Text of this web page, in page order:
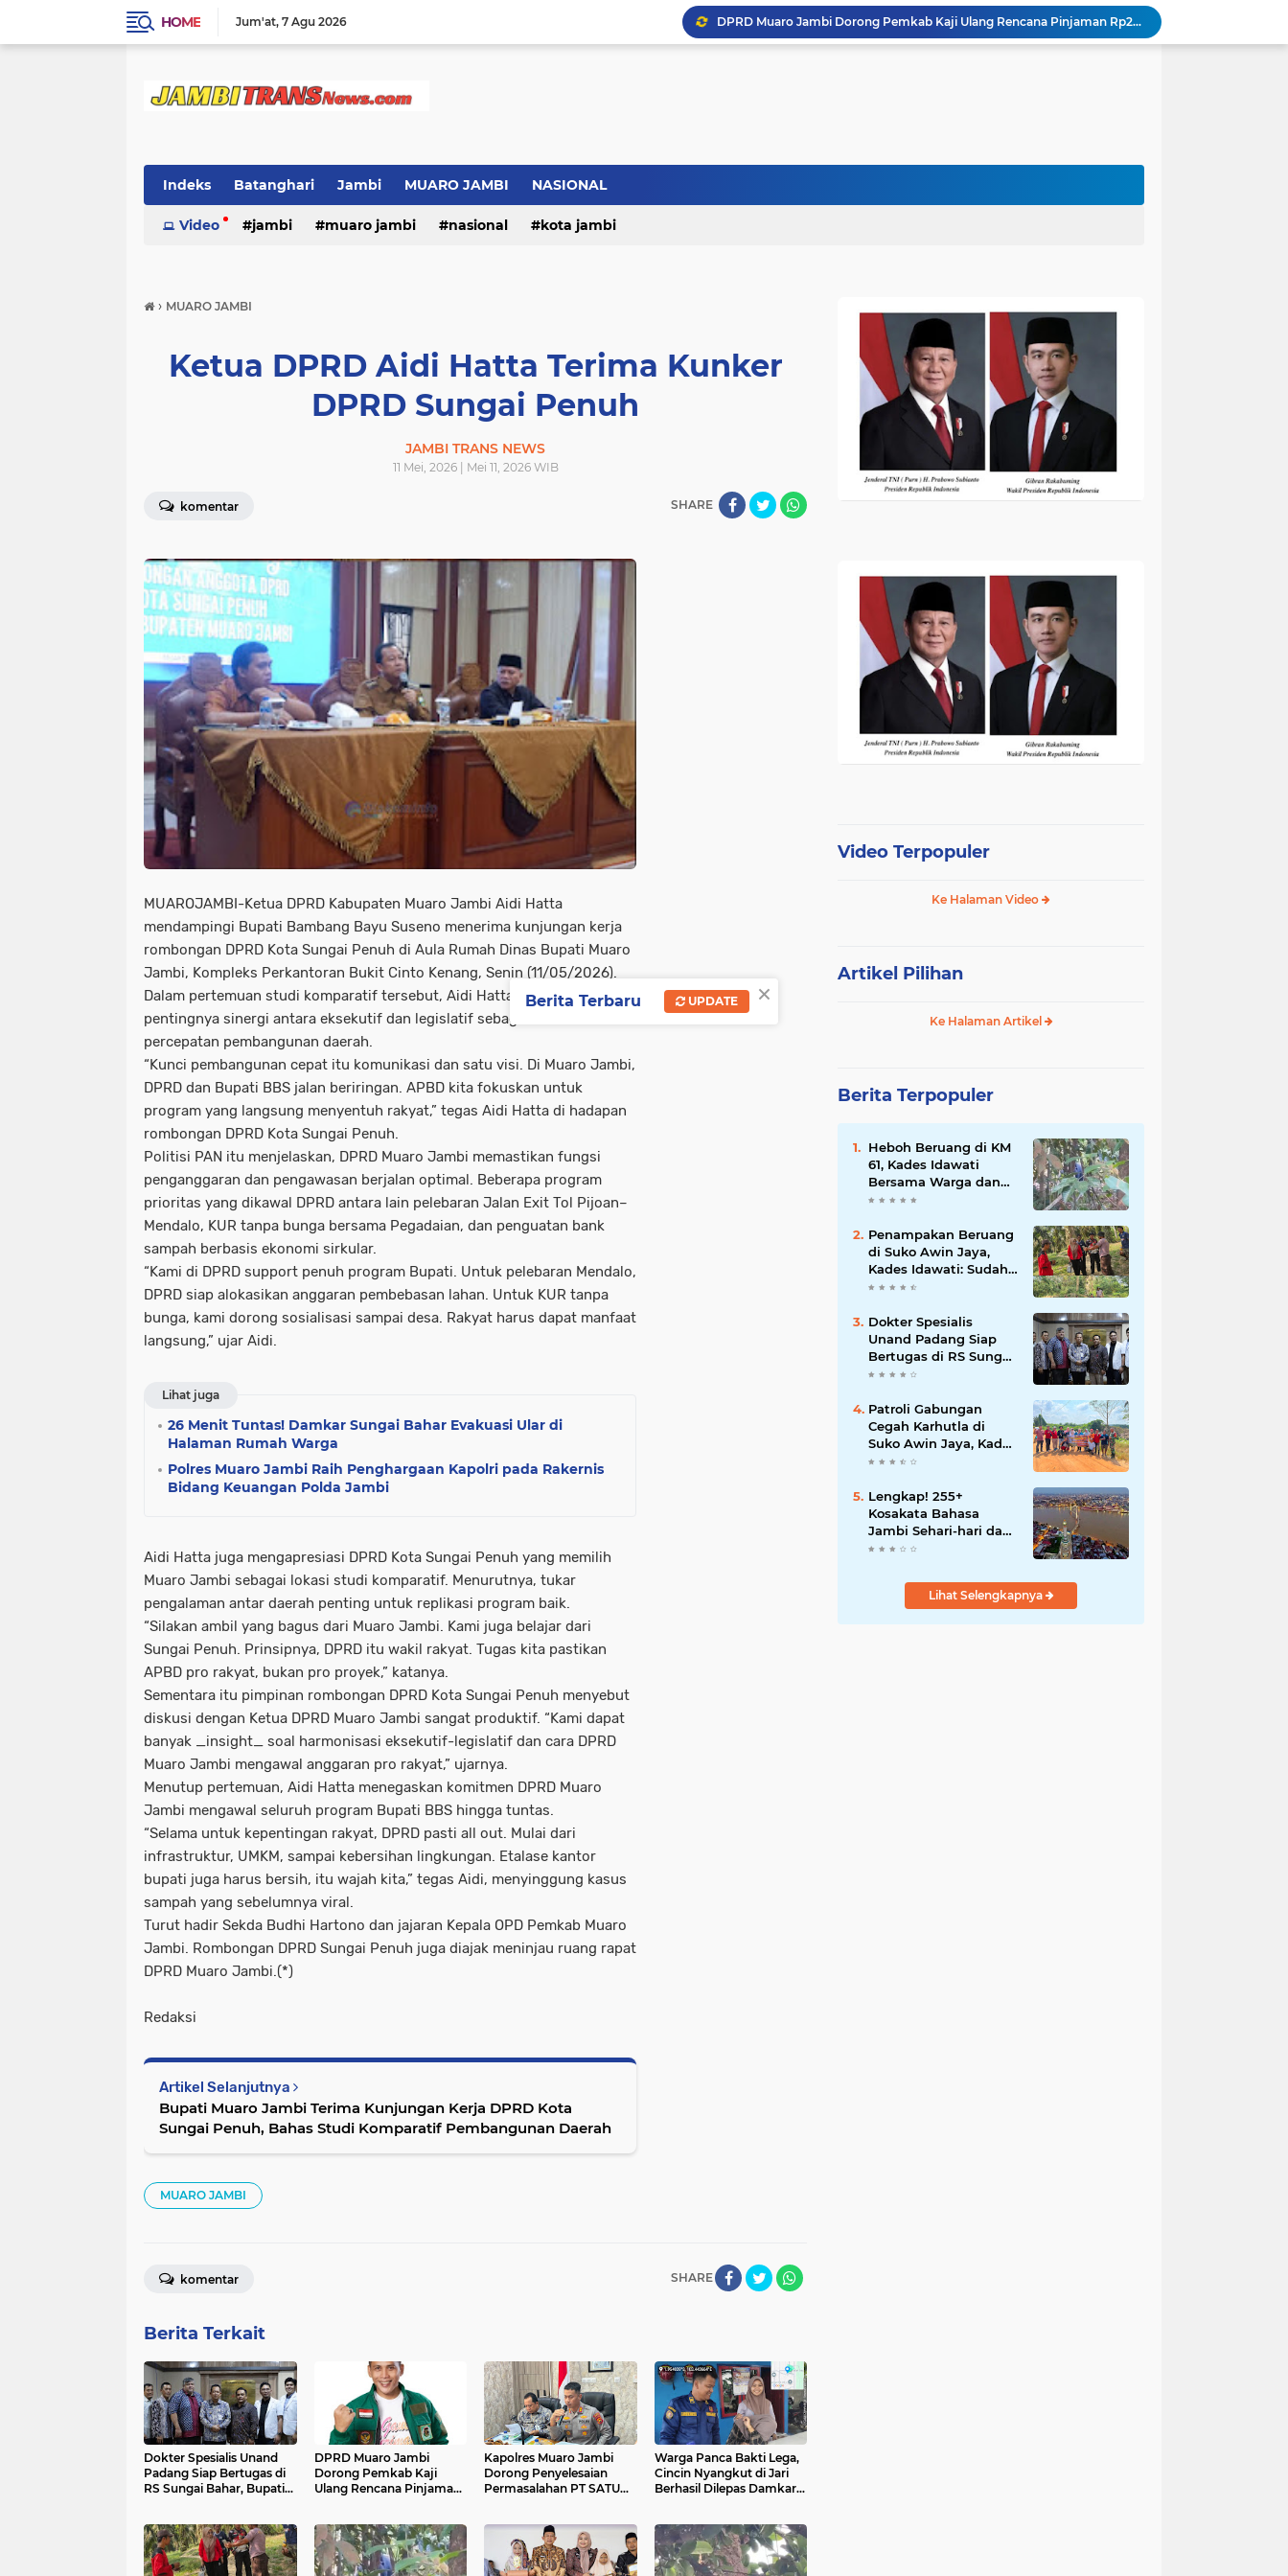
HOME Jum'at 7 Agu 2026
DPRD Muaro Jambi Dorong Pemkab Kaji Ulang Rencana Pinjaman Rp200 Miliar`
Kapolres Muaro Jambi Dorong Penyelesaian Permasalahan PT SATU Melalui Dialog dan Kepastian Hukum
Bikin Resah: Petugas Damkar Sungai Bahar Amankan Sarang Tawon di Pemukiman Warga
Indeks Batanghari Jambi MUARO JAMBI NASIONAL
Video jambi muaro jambi nasional kota jambi
› MUARO JAMBI
Ketua DPRD Aidi Hatta Terima Kunker
DPRD Sungai Penuh
JAMBI TRANS NEWS
11 Mei, 2026 | Mei 11, 2026 WIB
komentar SHARE
MUAROJAMBI-Ketua DPRD Kabupaten Muaro Jambi Aidi Hatta
mendampingi Bupati Bambang Bayu Suseno menerima kunjungan kerja
rombongan DPRD Kota Sungai Penuh di Aula Rumah Dinas Bupati Muaro
Jambi, Kompleks Perkantoran Bukit Cinto Kenang, Senin (11/05/2026).
Dalam pertemuan studi komparatif tersebut, Aidi Hatta memaparkan
pentingnya sinergi antara eksekutif dan legislatif sebagai kunci
percepatan pembangunan daerah.
“Kunci pembangunan cepat itu komunikasi dan satu visi. Di Muaro Jambi,
DPRD dan Bupati BBS jalan beriringan. APBD kita fokuskan untuk
program yang langsung menyentuh rakyat,” tegas Aidi Hatta di hadapan
rombongan DPRD Kota Sungai Penuh.
Politisi PAN itu menjelaskan, DPRD Muaro Jambi memastikan fungsi
penganggaran dan pengawasan berjalan optimal. Beberapa program
prioritas yang dikawal DPRD antara lain pelebaran Jalan Exit Tol Pijoan–
Mendalo, KUR tanpa bunga bersama Pegadaian, dan penguatan bank
sampah berbasis ekonomi sirkular.
“Kami di DPRD support penuh program Bupati. Untuk pelebaran Mendalo,
DPRD siap alokasikan anggaran pembebasan lahan. Untuk KUR tanpa
bunga, kami dorong sosialisasi sampai desa. Rakyat harus dapat manfaat
langsung,” ujar Aidi.
Lihat juga
26 Menit Tuntas! Damkar Sungai Bahar Evakuasi Ular di
Halaman Rumah Warga
Polres Muaro Jambi Raih Penghargaan Kapolri pada Rakernis
Bidang Keuangan Polda Jambi
Aidi Hatta juga mengapresiasi DPRD Kota Sungai Penuh yang memilih
Muaro Jambi sebagai lokasi studi komparatif. Menurutnya, tukar
pengalaman antar daerah penting untuk replikasi program baik.
“Silakan ambil yang bagus dari Muaro Jambi. Kami juga belajar dari
Sungai Penuh. Prinsipnya, DPRD itu wakil rakyat. Tugas kita pastikan
APBD pro rakyat, bukan pro proyek,” katanya.
Sementara itu pimpinan rombongan DPRD Kota Sungai Penuh menyebut
diskusi dengan Ketua DPRD Muaro Jambi sangat produktif. “Kami dapat
banyak _insight_ soal harmonisasi eksekutif-legislatif dan cara DPRD
Muaro Jambi mengawal anggaran pro rakyat,” ujarnya.
Menutup pertemuan, Aidi Hatta menegaskan komitmen DPRD Muaro
Jambi mengawal seluruh program Bupati BBS hingga tuntas.
“Selama untuk kepentingan rakyat, DPRD pasti all out. Mulai dari
infrastruktur, UMKM, sampai kebersihan lingkungan. Etalase kantor
bupati juga harus bersih, itu wajah kita,” tegas Aidi, menyinggung kasus
sampah yang sebelumnya viral.
Turut hadir Sekda Budhi Hartono dan jajaran Kepala OPD Pemkab Muaro
Jambi. Rombongan DPRD Sungai Penuh juga diajak meninjau ruang rapat
DPRD Muaro Jambi.(*)
Redaksi
Artikel Selanjutnya
Bupati Muaro Jambi Terima Kunjungan Kerja DPRD Kota
Sungai Penuh, Bahas Studi Komparatif Pembangunan Daerah
MUARO JAMBI
SHARE
komentar
Berita Terkait
Dokter Spesialis Unand
Padang Siap Bertugas di
RS Sungai Bahar, Bupati
DPRD Muaro Jambi
Dorong Pemkab Kaji
Ulang Rencana Pinjaman
Kapolres Muaro Jambi
Dorong Penyelesaian
Permasalahan PT SATU
Warga Panca Bakti Lega,
Cincin Nyangkut di Jari
Berhasil Dilepas Damkar
Video Terpopuler
Ke Halaman Video
Artikel Pilihan
Ke Halaman Artikel
Berita Terpopuler
Heboh Beruang di KM
61, Kades Idawati
Bersama Warga dan
BPD Turun Langsung
Penampakan Beruang
di Suko Awin Jaya,
Kades Idawati: Sudah
Lapor BKSDA Jambi
Dokter Spesialis
Unand Padang Siap
Bertugas di RS Sungai
Bahar, Bupati BBS
Patroli Gabungan
Cegah Karhutla di
Suko Awin Jaya, Kades
Idawati Gandeng PT
Lengkap! 255+
Kosakata Bahasa
Jambi Sehari-hari dan
Artinya
Lihat Selengkapnya
×
Berita Terbaru UPDATE